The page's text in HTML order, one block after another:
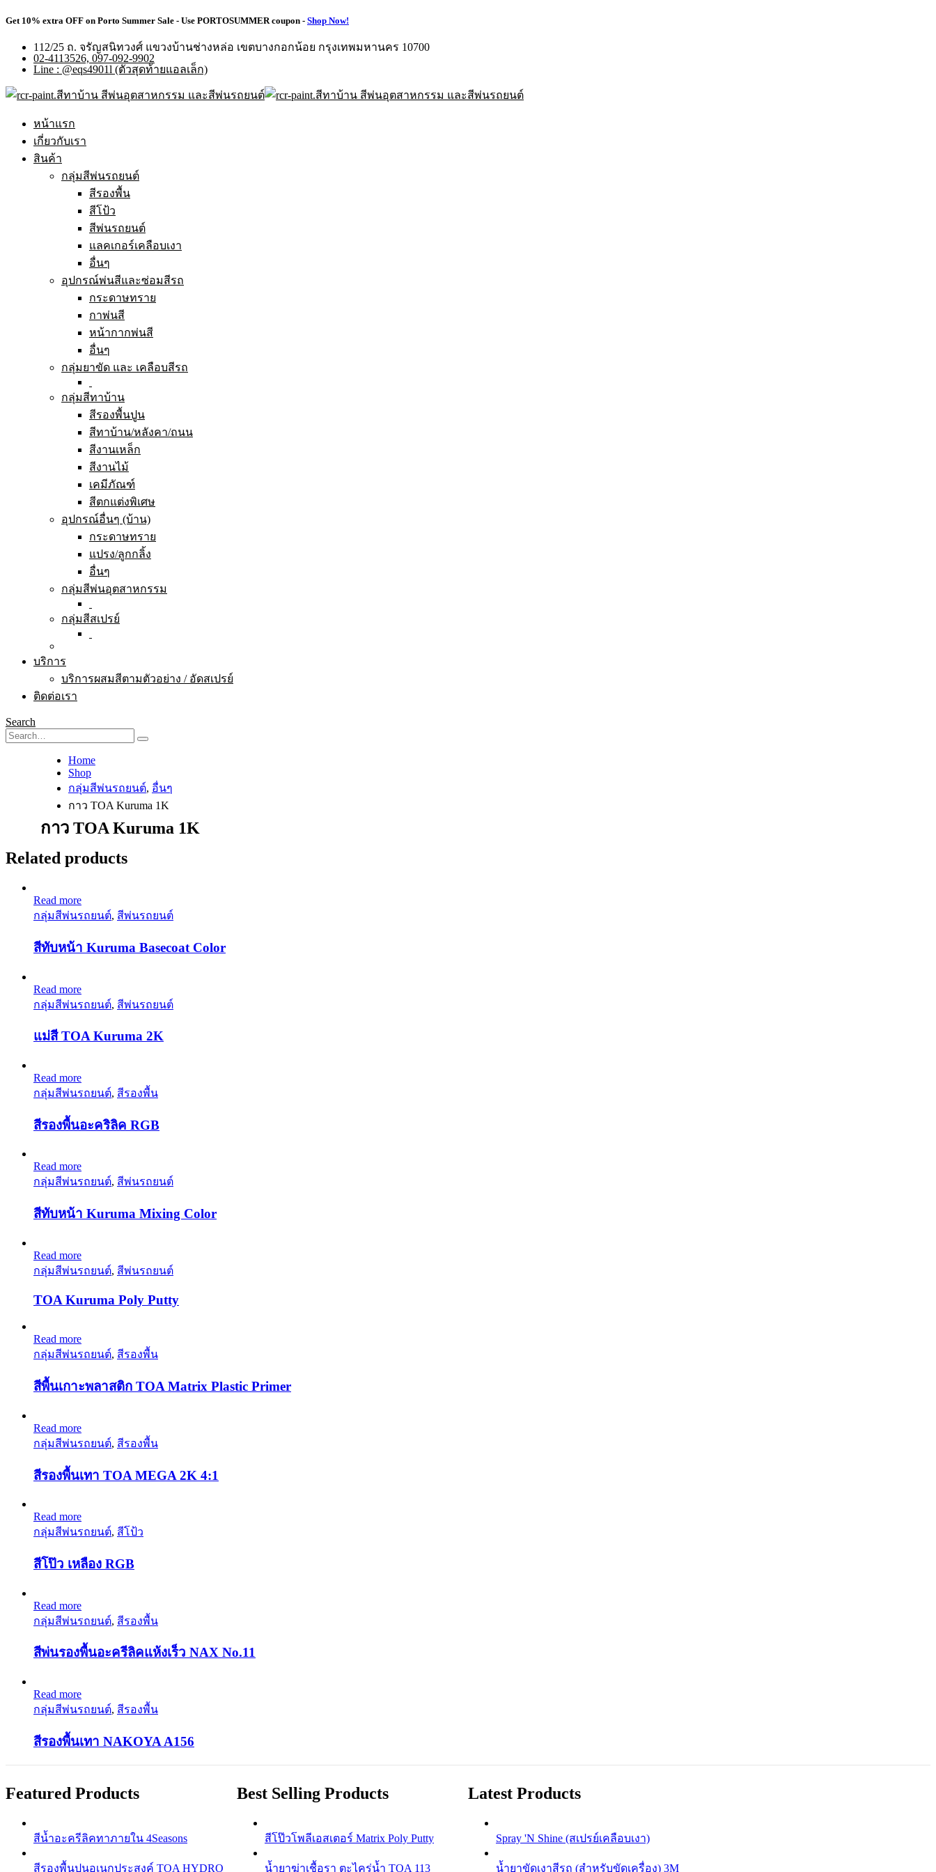
Get 10% extra OFF on Porto Summer Sale - Use PORTOSUMMERcoupon - Shop Now!
112/25 ถ. จรัญสนิทวงศ์ แขวงบ้านช่างหล่อ เขตบางกอกน้อย กรุงเทพมหานคร 10700
02-4113526, 097-092-9902
Line : @eqs4901l (ตัวสุดท้ายแอลเล็ก)
หน้าแรก
เกี่ยวกับเรา
สินค้า
กลุ่มสีพ่นรถยนต์
สีรองพื้น
สีโป้ว
สีพ่นรถยนต์
แลคเกอร์เคลือบเงา
อื่นๆ
อุปกรณ์พ่นสีและซ่อมสีรถ
กระดาษทราย
กาพ่นสี
หน้ากากพ่นสี
อื่นๆ
กลุ่มยาขัด และ เคลือบสีรถ
กลุ่มสีทาบ้าน
สีรองพื้นปูน
สีทาบ้าน/หลังคา/ถนน
สีงานเหล็ก
สีงานไม้
เคมีภัณฑ์
สีตกแต่งพิเศษ
อุปกรณ์อื่นๆ (บ้าน)
กระดาษทราย
แปรง/ลูกกลิ้ง
อื่นๆ
กลุ่มสีพ่นอุตสาหกรรม
กลุ่มสีสเปรย์
บริการ
บริการผสมสีตามตัวอย่าง / อัดสเปรย์
ติดต่อเรา
Search
Home
Shop
กลุ่มสีพ่นรถยนต์, อื่นๆ
กาว TOA Kuruma 1K
กาว TOA Kuruma 1K
Related products
Read more
กลุ่มสีพ่นรถยนต์, สีพ่นรถยนต์
สีทับหน้า Kuruma Basecoat Color
Read more
กลุ่มสีพ่นรถยนต์, สีพ่นรถยนต์
แม่สี TOA Kuruma 2K
Read more
กลุ่มสีพ่นรถยนต์, สีรองพื้น
สีรองพื้นอะคริลิค RGB
Read more
กลุ่มสีพ่นรถยนต์, สีพ่นรถยนต์
สีทับหน้า Kuruma Mixing Color
Read more
กลุ่มสีพ่นรถยนต์, สีพ่นรถยนต์
TOA Kuruma Poly Putty
Read more
กลุ่มสีพ่นรถยนต์, สีรองพื้น
สีพื้นเกาะพลาสติก TOA Matrix Plastic Primer
Read more
กลุ่มสีพ่นรถยนต์, สีรองพื้น
สีรองพื้นเทา TOA MEGA 2K 4:1
Read more
กลุ่มสีพ่นรถยนต์, สีโป้ว
สีโป๊ว เหลือง RGB
Read more
กลุ่มสีพ่นรถยนต์, สีรองพื้น
สีพ่นรองพื้นอะครีลิคแห้งเร็ว NAX No.11
Read more
กลุ่มสีพ่นรถยนต์, สีรองพื้น
สีรองพื้นเทา NAKOYA A156
Featured Products
สีนํ้าอะครีลิคทาภายใน 4Seasons
สีรองพื้นปูนอเนกประสงค์ TOA HYDRO
Best Selling Products
สีโป๊วโพลีเอสเตอร์ Matrix Poly Putty
น้ำยาฆ่าเชื้อรา ตะไคร่น้ำ TOA 113
Latest Products
Spray 'N Shine (สเปรย์เคลือบเงา)
น้ำยาขัดเงาสีรถ (สำหรับขัดเครื่อง) 3M